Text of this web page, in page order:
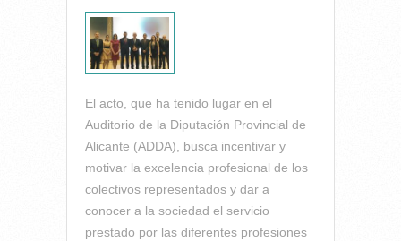
El acto, que ha tenido lugar en el
Auditorio de la Diputación Provincial de
Alicante (ADDA), busca incentivar y
motivar la excelencia pro­fe­­sional de los
colectivos representados y dar a
conocer a la sociedad el servicio
prestado por las diferentes profesiones